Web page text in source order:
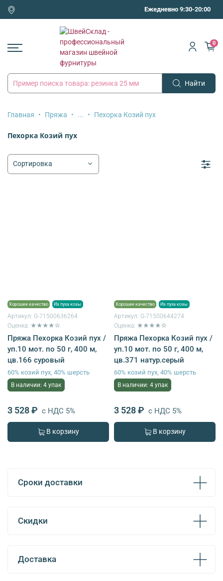
Ежедневно 9:30-20:00
Найти
0
Главная Пряжа ... Пехорка Козий пух
Пехорка Козий пух
Хорошее качество Из пуха козы
Артикул: G-71500636264
Оценка: ★★★★☆
Пряжа Пехорка Козий пух /
уп.10 мот. по 50 г, 400 м,
цв.166 суровый
60% козий пух, 40% шерсть
В наличии: 4 упак
3 528 ₽ с НДС 5%
В корзину
Хорошее качество Из пуха козы
Артикул: G-71500644274
Оценка: ★★★★☆
Пряжа Пехорка Козий пух /
уп.10 мот. по 50 г, 400 м,
цв.371 натур.серый
60% козий пух, 40% шерсть
В наличии: 4 упак
3 528 ₽ с НДС 5%
В корзину
Сроки доставки
Скидки
Доставка